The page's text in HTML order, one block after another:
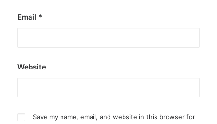
Email *
Website
Save my name, email, and website in this browser for